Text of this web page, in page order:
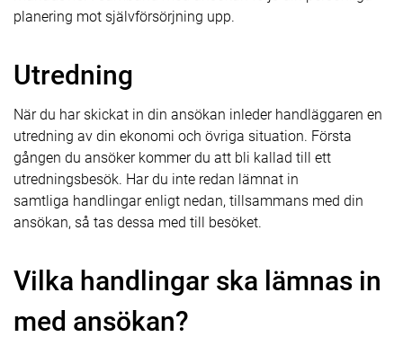
planering mot självförsörjning upp.
Utredning
När du har skickat in din ansökan inleder handläggaren en
utredning av din ekonomi och övriga situation. Första
gången du ansöker kommer du att bli kallad till ett
utredningsbesök. Har du inte redan lämnat in
samtliga handlingar enligt nedan, tillsammans med din
ansökan, så tas dessa med till besöket.
Vilka handlingar ska lämnas in
med ansökan?